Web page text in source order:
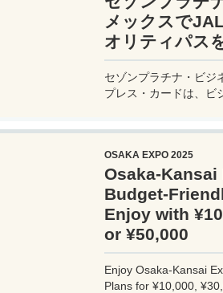
メックスで
オリティパス
セゾンプラチナ・ビジ
プレス・カードは、ビ
最適です。初年度の年
スと実用性を兼ね備え
たのビジネスをワンラ
OSAKA EXPO 2025
Osaka-Kansai
Budget-
Enjoy with
or ¥50,000
Enjoy Osaka-Kansai
Plans for ¥10,000,